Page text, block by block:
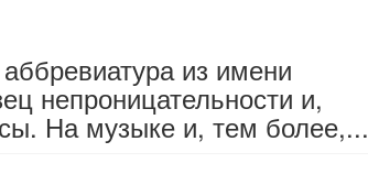
из имени
непроницательности и,
На музыке и, тем более,...